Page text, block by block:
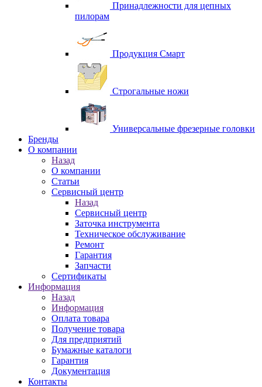
Принадлежности для цепных
пилорам
Продукция Смарт
Строгальные ножи
Универсальные фрезерные головки
Бренды
O компании
Назад
O компании
Статьи
Сервисный центр
Назад
Сервисный центр
Заточка инструмента
Техническое обслуживание
Ремонт
Гарантия
Запчасти
Сертификаты
Информация
Назад
Информация
Оплата товара
Получение товара
Для предприятий
Бумажные каталоги
Гарантия
Документация
Контакты